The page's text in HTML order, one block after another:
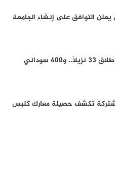
يعلن التوافق على إنشاء الجامعة
165 مليون جنيه لإطلاق 33 نزيلاً.. و400 سوداني
تكشف حصيلة معارك كلبس